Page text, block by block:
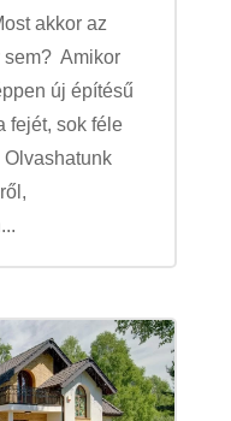
akkor az
sem? Amikor
új építésű
fejét, sok féle